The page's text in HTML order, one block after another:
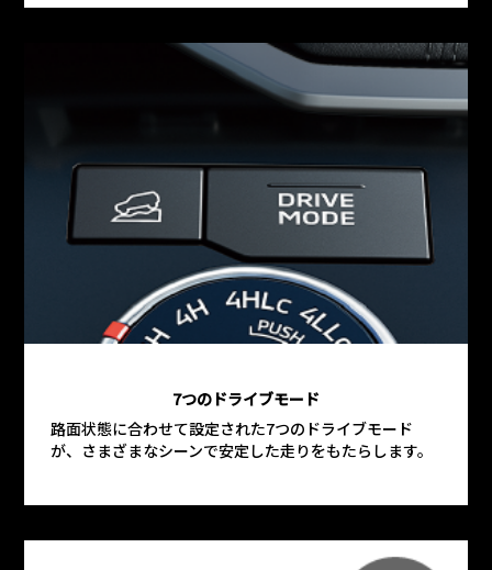
7つのドライブモード
路面状態に合わせて設定された7つのドライブモード
が、さまざまなシーンで安定した走りをもたらします。